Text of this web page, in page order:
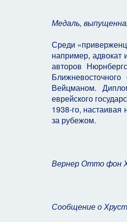
Медаль,
Среди
например, адвокат
авторов
Вейцманом.
еврейского
1938-го,
за рубежом.
Вернер Отто фон
Сообщение о